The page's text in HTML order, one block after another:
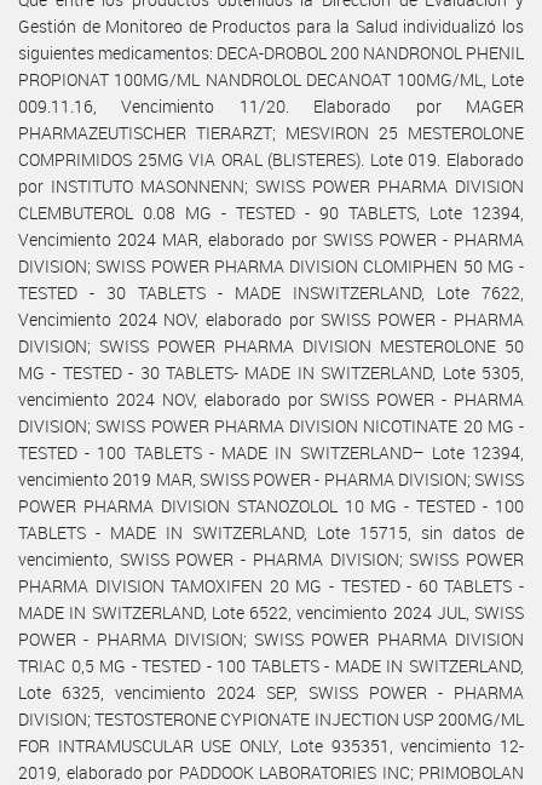
Gestión de Monitoreo de Productos para la Salud individualizó los
siguientes medicamentos: DECA-DROBOL 200 NANDRONOL PHENIL
PROPIONAT 100MG/ML NANDROLOL DECANOAT 100MG/ML, Lote
009.11.16, Vencimiento 11/20. Elaborado por MAGER
PHARMAZEUTISCHER TIERARZT; MESVIRON 25 MESTEROLONE
COMPRIMIDOS 25MG VIA ORAL (BLISTERES). Lote 019. Elaborado
por INSTITUTO MASONNENN; SWISS POWER PHARMA DIVISION
CLEMBUTEROL 0.08 MG - TESTED - 90 TABLETS, Lote 12394,
Vencimiento 2024 MAR, elaborado por SWISS POWER - PHARMA
DIVISION; SWISS POWER PHARMA DIVISION CLOMIPHEN 50 MG -
TESTED - 30 TABLETS - MADE INSWITZERLAND, Lote 7622,
Vencimiento 2024 NOV, elaborado por SWISS POWER - PHARMA
DIVISION; SWISS POWER PHARMA DIVISION MESTEROLONE 50
MG - TESTED - 30 TABLETS- MADE IN SWITZERLAND, Lote 5305,
vencimiento 2024 NOV, elaborado por SWISS POWER - PHARMA
DIVISION; SWISS POWER PHARMA DIVISION NICOTINATE 20 MG -
TESTED - 100 TABLETS - MADE IN SWITZERLAND– Lote 12394,
vencimiento 2019 MAR, SWISS POWER - PHARMA DIVISION; SWISS
POWER PHARMA DIVISION STANOZOLOL 10 MG - TESTED - 100
TABLETS - MADE IN SWITZERLAND, Lote 15715, sin datos de
vencimiento, SWISS POWER - PHARMA DIVISION; SWISS POWER
PHARMA DIVISION TAMOXIFEN 20 MG - TESTED - 60 TABLETS -
MADE IN SWITZERLAND, Lote 6522, vencimiento 2024 JUL, SWISS
POWER - PHARMA DIVISION; SWISS POWER PHARMA DIVISION
TRIAC 0,5 MG - TESTED - 100 TABLETS - MADE IN SWITZERLAND,
Lote 6325, vencimiento 2024 SEP, SWISS POWER - PHARMA
DIVISION; TESTOSTERONE CYPIONATE INJECTION USP 200MG/ML
FOR INTRAMUSCULAR USE ONLY, Lote 935351, vencimiento 12-
2019, elaborado por PADDOOK LABORATORIES INC; PRIMOBOLAN